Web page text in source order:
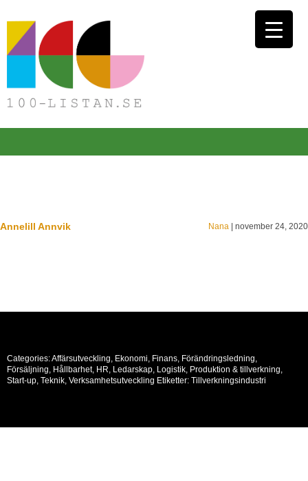
Annelill Annvik Nana november 24, 2020
Categories:Affärsutveckling Ekonomi Finans Förändringsledning
Försäljning Hållbarhet, HR Ledarskap Logistik Produktion & tillverkning
Start-up Teknik Verksamhetsutveckling Etiketter: Tillverkningsindustri